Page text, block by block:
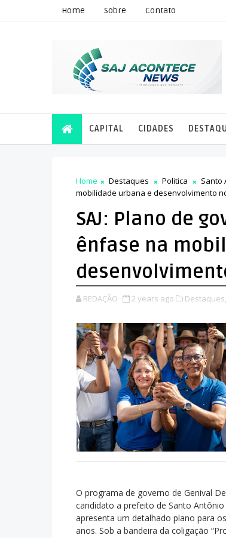
Home Sobre Contato
CAPITAL CIDADES
Home Destaques Politica Santo
mobilidade urbana e desenvolvimento
SAJ: Plano de
ênfase na
REDAÇÃO 2 years ago Destaques,
O programa de governo de Genival
candidato a prefeito de Santo Antônio
apresenta um detalhado plano para
anos. Sob a bandeira da coligação